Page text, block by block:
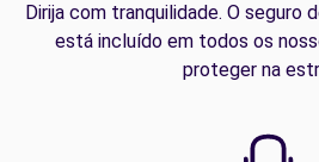
Dirija com tranquilidade. O seguro
está incluído em todos os
proteger na